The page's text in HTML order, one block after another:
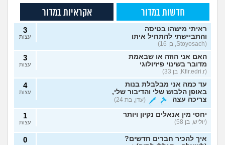
חדשות במדור אקראיות במדור
ראיתי מישהו בטיסה
והתביישתי להתחיל איתו
(Stoyosach, בן 16)
3
עצות
האם אני הוזה או שבאמת
מדובר בשינוי פיזיולוגי
(Kfir.edri.r, בן 33)
3
עצות
עד כמה אני מבלבלת בנות
באופן הלבוש שלי והדיבור שלי,
צריכה עצה
(עדן, בת 24)
4
עצות
יחסי מין אנאלים נקיון ויותר
(יוליש, בן 58)
1
עצות
איך להכיר חברים חדשים?
0